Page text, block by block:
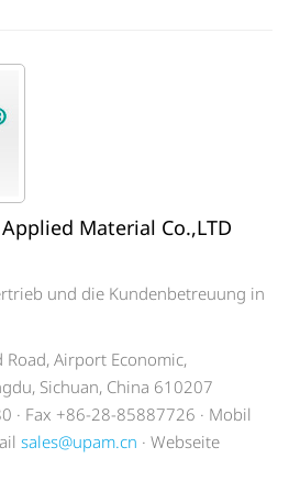
Material Co.,LTD
und die Kundenbetreuung in
Airport Economic,
Sichuan, China 610207
· Fax +86-28-85887726 · Mobil
sales@upam.cn · Webseite